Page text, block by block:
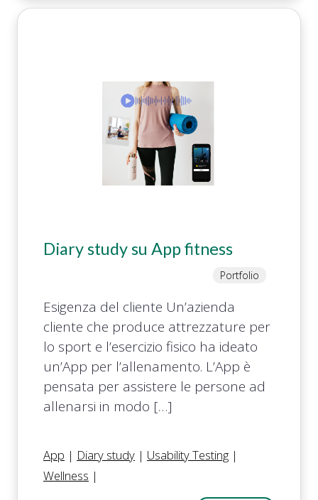
Diary study su App fitness
Portfolio
Esigenza del cliente Un’azienda
cliente che produce attrezzature per
lo sport e l’esercizio fisico ha ideato
un’App per l’allenamento. L’App è
pensata per assistere le persone ad
allenarsi in modo […]
App | Diary study | Usability Testing |
Wellness |